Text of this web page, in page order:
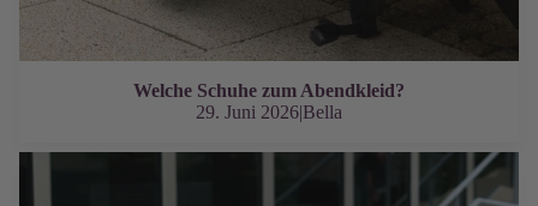
Welche Schuhe zum Abendkleid?
29. Juni 2026|Bella